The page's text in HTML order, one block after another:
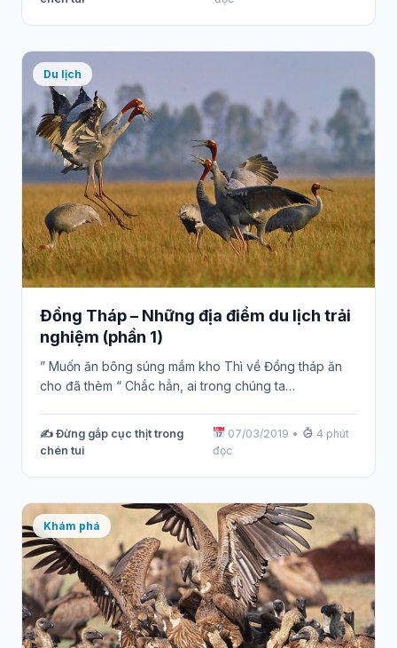
Du lịch
Đồng Tháp – Những địa điểm du lịch trải
nghiệm (phần 1)
” Muốn ăn bông súng mắm kho Thì về Đồng tháp ăn
cho đã thèm “ Chắc hẳn, ai trong chúng ta…
✍️ Đừng gắp cục thịt trong
chén tui
07/03/2019 •
4 phút
đọc
Khám phá